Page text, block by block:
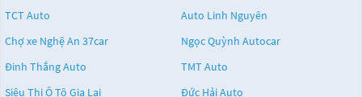
TCT Auto
Auto Linh Nguyên
Chợ xe Nghệ An 37car
Ngọc Quỳnh Autocar
Đinh Thắng Auto
TMT Auto
Siêu Thị Ô Tô Gia Lai
Đức Hải Auto